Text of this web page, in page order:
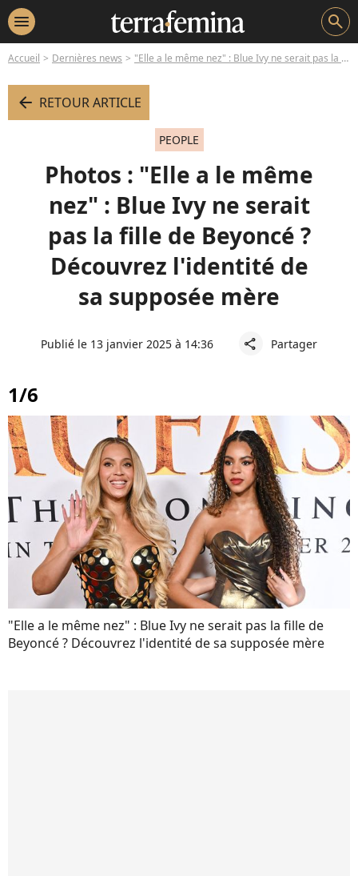
menu search
Accueil Dernières news "Elle a le même nez" : Blue Ivy ne serait pas la fille de Beyoncé ? Découvrez l'identité de sa supposée mère
arrow_left RETOUR ARTICLE
PEOPLE
Photos : "Elle a le même
nez" : Blue Ivy ne serait
pas la fille de Beyoncé ?
Découvrez l'identité de
sa supposée mère
Publié le 13 janvier 2025 à 14:36 share Partager
1/6
"Elle a le même nez" : Blue Ivy ne serait pas la fille de
Beyoncé ? Découvrez l'identité de sa supposée mère